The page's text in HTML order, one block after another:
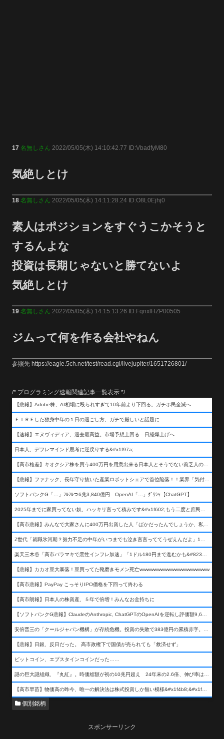
17 名無しさん 2022/05/05(木) 14:10:42.77 ID:VbadfyM80
気絶しとけ
18 名無しさん 2022/05/05(木) 14:11:28.24 ID:O8L0Ejhj0
素人はポジションをすぐうこかそうと
するんよな
投資は長期じゃないと勝てないよ
気絶しとけ
19 名無しさん 2022/05/05(木) 14:15:13.26 ID:FqnxlHZP00505
ジムって何を作る会社やねん
参照先 https://eagle.5ch.net/test/read.cgi/livejupiter/1651726801/
/* プログラミング速報関連記事一覧表示 */
【悲報】Adobe株、AI相場に殴られすぎて10年前より下回る。ガチホ民全滅へ
ＦＩＲＥした独身中年の１日の過ごし方、ガチで厳しいと話題に
【速報】エヌヴィディア、過去最高益。市場予想上回る 日経爆上げへ
日本人、デフレマインド思考に逆戻りする&#x1f97a;
【高市格差】キオクシア株を買う400万円を用意出来る日本人とそうでない貧乏人の差が超広まるって事よ
【悲報】ファナック、長年守り抜いた産業ロボットシェアで首位陥落！！業界「気付いたら一気に抜かれていた…」
ソフトバンクG「…」ﾌﾙﾌﾙつ6兆3,840億円 OpenAI「…」ｸﾞﾜｼｬ【ChatGPT】
2025年までに家買ってない奴、ハッキリ言って積みです&#x1f602;もう二度と庶民が買える値段になりません&#x1f602;&#x1f602;&#x1f602;
【高市悲報】みんなで大家さんに400万円出資した人「ばかだったんでしょうか、私は&#x1f622;」
Z世代「就職氷河期？努力不足の中年がいつまでも泣き言言っててうぜえんだよ」1万いいね
楽天三木谷「高市バラマキで悪性インフレ加速」「1ドル180円まで進むかも&#8230;もう看過できない」
【悲報】カカオ豆大暴落！豆買ってた靴磨きモメン死亡wwwwwwwwwwwwwwwwwwww
【高市悲報】PayPay こっそりIPO価格を下回って終わる
【高市朗報】日本人の株資産、５年で倍増！みんなお金持ちに
【ソフトバンクG悲報】ClaudeのAnthropic, ChatGPTのOpenAIを逆転し評価額9,650億ドル (約154兆円) の世界一価値あるAI企業に……
安倍晋三の「クールジャパン機構」が存続危機。投資の失敗で383億円の累積赤字。2025年度決算も大赤字の可能性。責任の所在はウヤムヤ
【悲報】日銀、反日だった。 高市政権下で国債が売られても「救済せず」
ビットコイン、エプスタインコインだった……
謎の巨大謎組織、『丸紅』。時価総額が初の10兆円超え 24年末の2.6倍、伸び率は謎組織首位
【高市早苗】物価高の昨今、唯一の解決法は株式投資しか無い模様&#x1f4b8;&#x1f4b8;&#x1f4b8;
個別銘柄
スポンサーリンク